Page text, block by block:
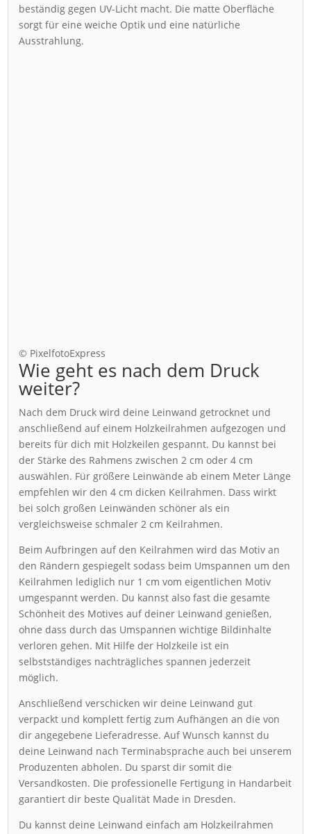
beständig gegen UV-Licht macht. Die matte Oberfläche
sorgt für eine weiche Optik und eine natürliche
Ausstrahlung.
© PixelfotoExpress
Wie geht es nach dem Druck
weiter?
Nach dem Druck wird deine Leinwand getrocknet und
anschließend auf einem Holzkeilrahmen aufgezogen und
bereits für dich mit Holzkeilen gespannt. Du kannst bei
der Stärke des Rahmens zwischen 2 cm oder 4 cm
auswählen. Für größere Leinwände ab einem Meter Länge
empfehlen wir den 4 cm dicken Keilrahmen. Dass wirkt
bei solch großen Leinwänden schöner als ein
vergleichsweise schmaler 2 cm Keilrahmen.
Beim Aufbringen auf den Keilrahmen wird das Motiv an
den Rändern gespiegelt sodass beim Umspannen um den
Keilrahmen lediglich nur 1 cm vom eigentlichen Motiv
umgespannt werden. Du kannst also fast die gesamte
Schönheit des Motives auf deiner Leinwand genießen,
ohne dass durch das Umspannen wichtige Bildinhalte
verloren gehen. Mit Hilfe der Holzkeile ist ein
selbstständiges nachträgliches spannen jederzeit
möglich.
Anschließend verschicken wir deine Leinwand gut
verpackt und komplett fertig zum Aufhängen an die von
dir angegebene Lieferadresse. Auf Wunsch kannst du
deine Leinwand nach Terminabsprache auch bei unserem
Produzenten abholen. Du sparst dir somit die
Versandkosten. Die professionelle Fertigung in Handarbeit
garantiert dir beste Qualität Made in Dresden.
Du kannst deine Leinwand einfach am Holzkeilrahmen